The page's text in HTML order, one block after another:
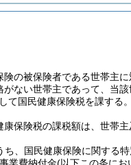
の被保険者である世帯主に
ない世帯主であって、当
て国民健康保険税を課する。
保険税の課税額は、世帯
ち、国民健康保険に関する